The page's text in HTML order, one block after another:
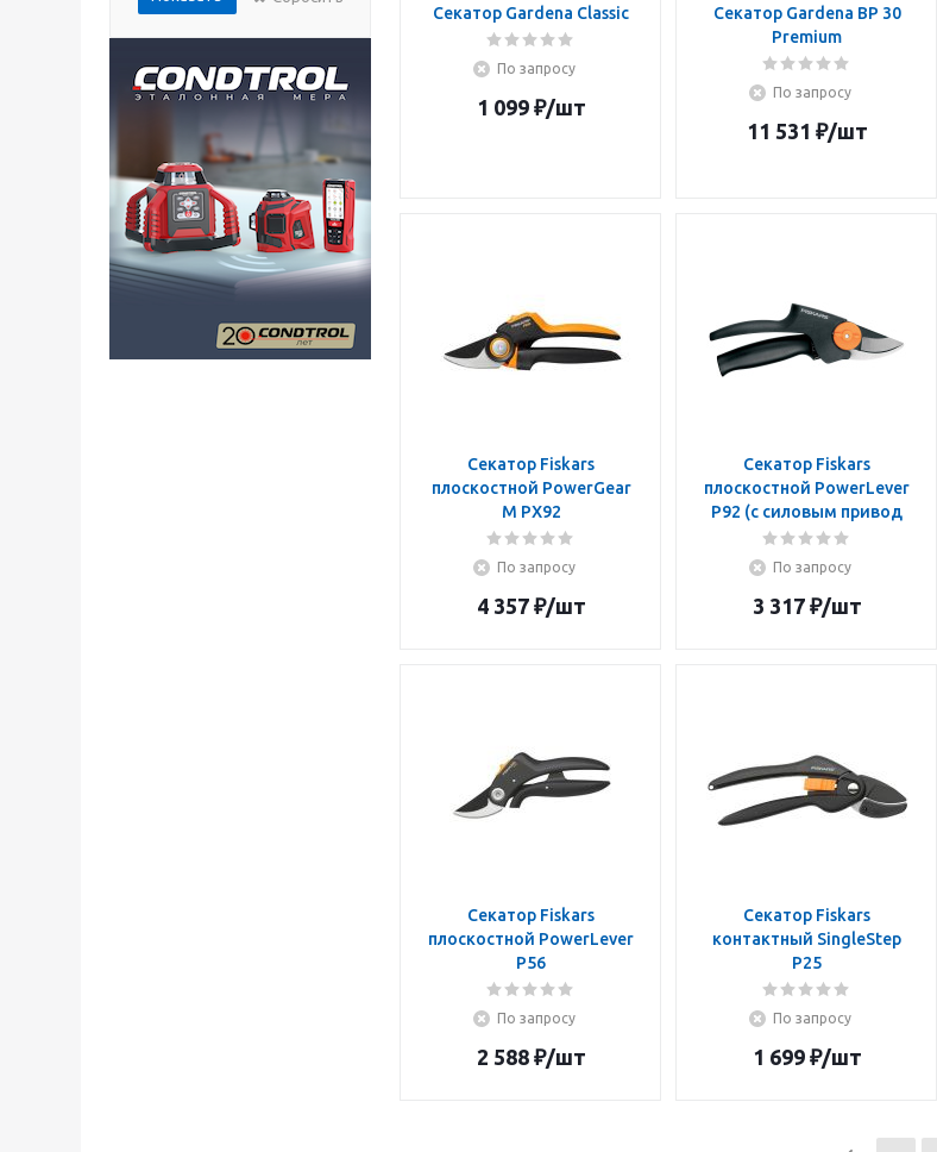
Секатор Gardena Classic
По запросу
1 099₽/шт
Секатор Gardena BP 30
Premium
По запросу
11 531 ₽/шт
Секатор Fiskars
плоскостной PowerGear
M PX92
По запросу
4 357₽/шт
Секатор Fiskars
плоскостной PowerLever
P92 (с силовым привод
По запросу
3 317₽/шт
Секатор Fiskars
плоскостной PowerLever
P56
По запросу
2 588₽/шт
Секатор Fiskars
контактный SingleStep
P25
По запросу
1 699₽/шт